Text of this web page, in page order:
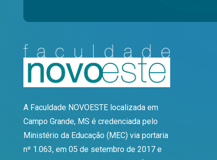
A Faculdade NOVOESTE localizada em
Campo Grande, MS é credenciada pelo
Ministério da Educação (MEC) via portaria
nº 1.063, em 05 de setembro de 2017 e